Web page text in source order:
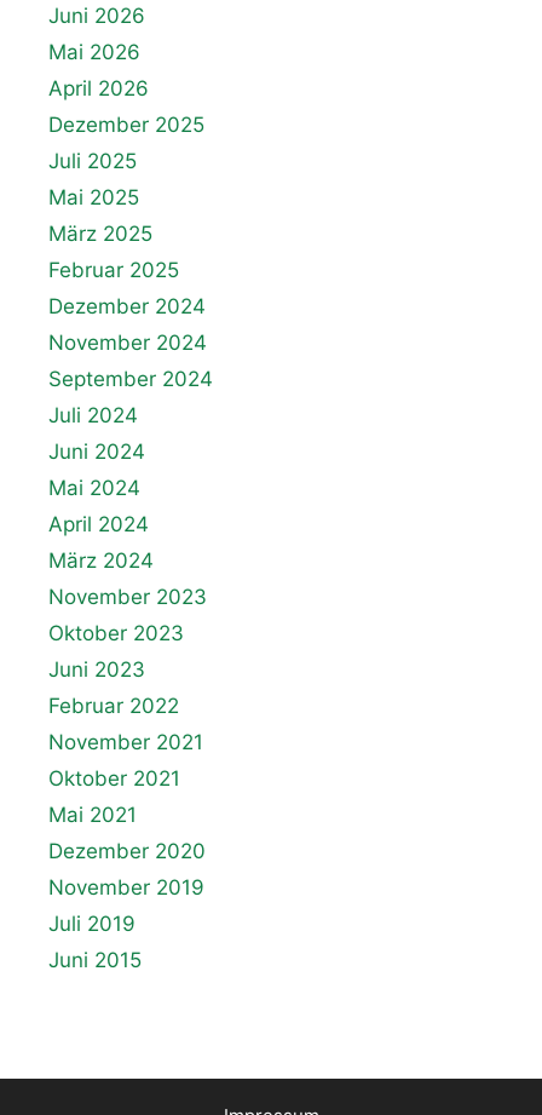
Juni 2026
Mai 2026
April 2026
Dezember 2025
Juli 2025
Mai 2025
März 2025
Februar 2025
Dezember 2024
November 2024
September 2024
Juli 2024
Juni 2024
Mai 2024
April 2024
März 2024
November 2023
Oktober 2023
Juni 2023
Februar 2022
November 2021
Oktober 2021
Mai 2021
Dezember 2020
November 2019
Juli 2019
Juni 2015